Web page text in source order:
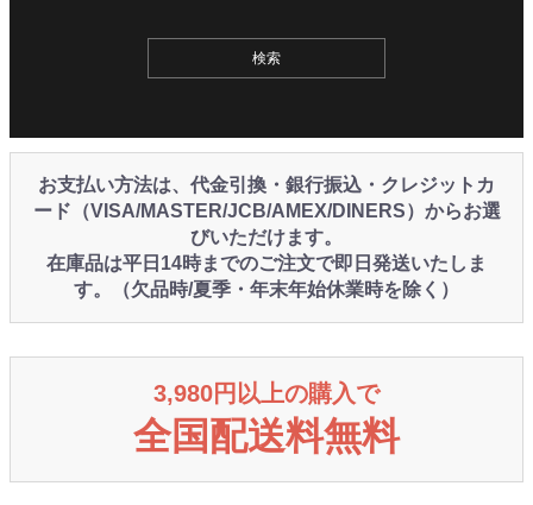
お支払い方法は、代金引換・銀行振込・クレジットカ
ード（VISA/MASTER/JCB/AMEX/DINERS）からお選
びいただけます。
在庫品は平日14時までのご注文で即日発送いたしま
す。（欠品時/夏季・年末年始休業時を除く）
3,980円以上の購入で
全国配送料無料